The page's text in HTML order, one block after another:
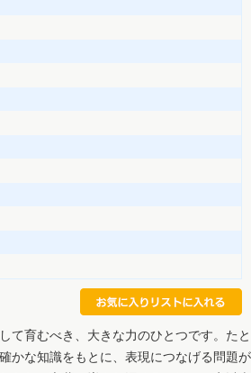
て育むべき、大きな力のひとつです。たと
かな知識をもとに、表現につなげる問題が